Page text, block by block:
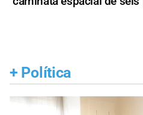
+ Política